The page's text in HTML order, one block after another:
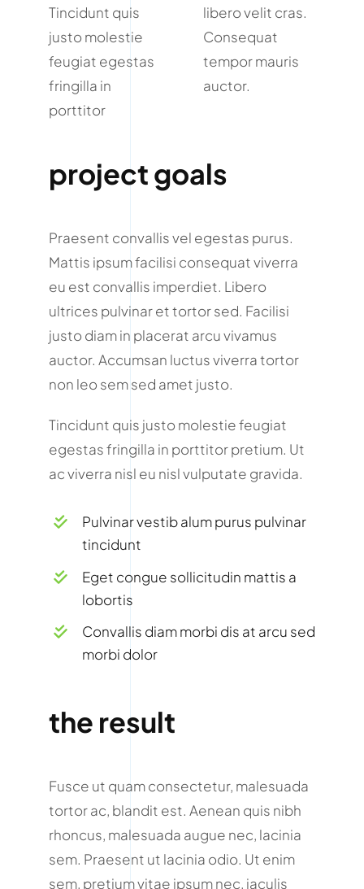
Tincidunt quis
justo molestie
feugiat egestas
fringilla in
porttitor
libero velit cras.
Consequat
tempor mauris
auctor.
project goals
Praesent convallis vel egestas purus.
Mattis ipsum facilisi consequat viverra
eu est convallis imperdiet. Libero
ultrices pulvinar et tortor sed. Facilisi
justo diam in placerat arcu vivamus
auctor. Accumsan luctus viverra tortor
non leo sem sed amet justo.
Tincidunt quis justo molestie feugiat
egestas fringilla in porttitor pretium. Ut
ac viverra nisl eu nisl vulputate gravida.
Pulvinar vestib alum purus pulvinar
tincidunt
Eget congue sollicitudin mattis a
lobortis
Convallis diam morbi dis at arcu sed
morbi dolor
the result
Fusce ut quam consectetur, malesuada
tortor ac, blandit est. Aenean quis nibh
rhoncus, malesuada augue nec, lacinia
sem. Praesent ut lacinia odio. Ut enim
sem, pretium vitae ipsum nec, iaculis